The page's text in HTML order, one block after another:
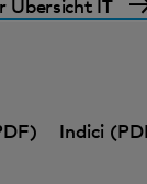
Übersicht IT
Indici